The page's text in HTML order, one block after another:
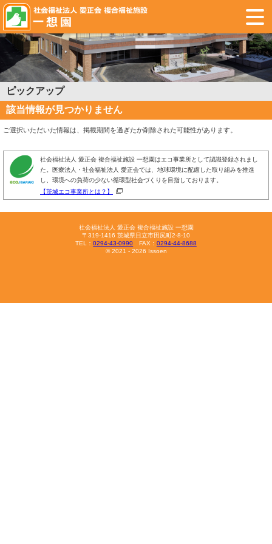
ピックアップ
該当情報が見つかりません
ご選択いただいた情報は、掲載期間を過ぎたか削除された可能性があります。
社会福祉法人 愛正会 複合福祉施設 一想園はエコ事業所として認識登録されまし
た。医療法人・社会福祉法人 愛正会では、地球環境に配慮した取り組みを推進
し、環境への負荷の少ない循環型社会づくりを目指しております。
【茨城エコ事業所とは？】
社会福祉法人 愛正会 複合福祉施設 一想園
〒319-1416 茨城県日立市田尻町2-8-10
TEL：0294-43-0990 FAX： 0294-44-8688
© 2021 - 2026 Issoen